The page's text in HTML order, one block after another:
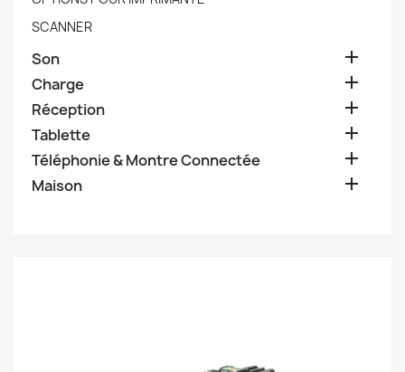
SCANNER
Son 
Charge 
Réception 
Tablette 
Téléphonie & Montre Connectée 
Maison 